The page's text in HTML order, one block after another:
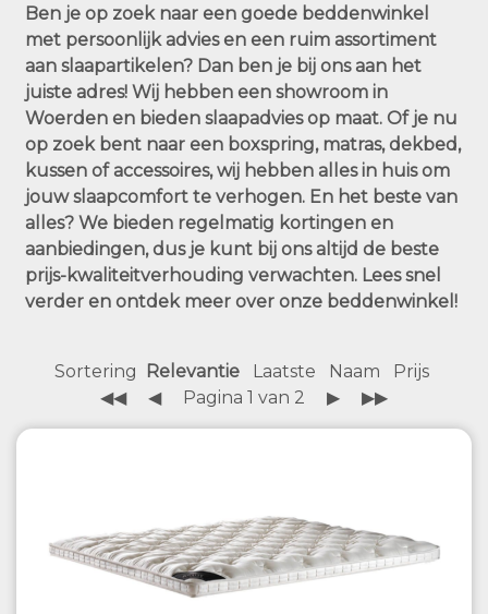
Ben je op zoek naar een goede beddenwinkel
met persoonlijk advies en een ruim assortiment
aan slaapartikelen? Dan ben je bij ons aan het
juiste adres! Wij hebben een showroom in
Woerden en bieden slaapadvies op maat. Of je nu
op zoek bent naar een boxspring, matras, dekbed,
kussen of accessoires, wij hebben alles in huis om
jouw slaapcomfort te verhogen. En het beste van
alles? We bieden regelmatig kortingen en
aanbiedingen, dus je kunt bij ons altijd de beste
prijs-kwaliteitverhouding verwachten. Lees snel
verder en ontdek meer over onze beddenwinkel!
Sortering Relevantie Laatste Naam
Prijs
◀◀
◀ Pagina 1 van 2 ▶ ▶▶